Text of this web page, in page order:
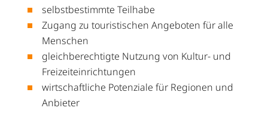
selbstbestimmte Teilhabe
Zugang zu touristischen Angeboten für alle
Menschen
gleichberechtigte Nutzung von Kultur- und
Freizeiteinrichtungen
wirtschaftliche Potenziale für Regionen und
Anbieter